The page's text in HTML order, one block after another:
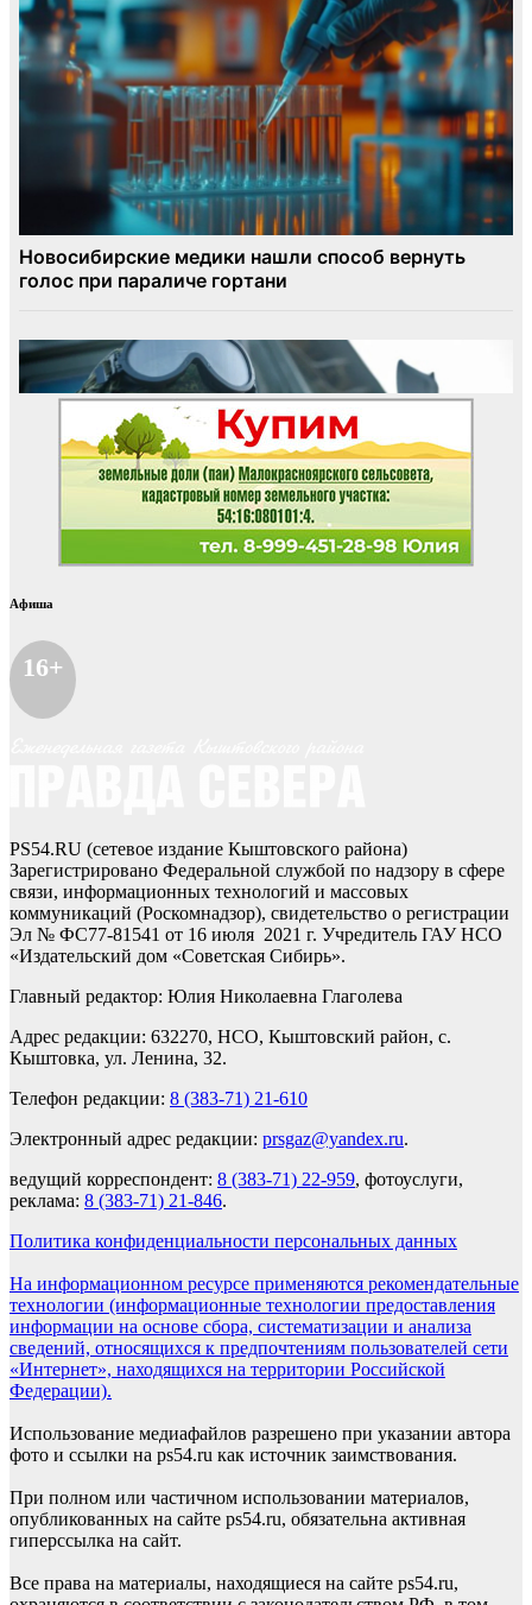
Афиша
16+
PS54.RU (сетевое издание Кыштовского района)
Зарегистрировано Федеральной службой по надзору в сфере
связи, информационных технологий и массовых
коммуникаций (Роскомнадзор), свидетельство о регистрации
Эл № ФС77-81541 от 16 июля 2021 г. Учредитель ГАУ НСО
«Издательский дом «Советская Сибирь».
Главный редактор: Юлия Николаевна Глаголева
Адрес редакции: 632270, НСО, Кыштовский район, с.
Кыштовка, ул. Ленина, 32.
Телефон редакции: 8 (383-71) 21-610
Электронный адрес редакции: prsgaz@yandex.ru.
ведущий корреспондент: 8 (383-71) 22-959, фотоуслуги,
реклама: 8 (383-71) 21-846.
Политика конфиденциальности персональных данных
На информационном ресурсе применяются рекомендательные
технологии (информационные технологии предоставления
информации на основе сбора, систематизации и анализа
сведений, относящихся к предпочтениям пользователей сети
«Интернет», находящихся на территории Российской
Федерации).
Использование медиафайлов разрешено при указании автора
фото и ссылки на ps54.ru как источник заимствования.
При полном или частичном использовании материалов,
опубликованных на сайте ps54.ru, обязательна активная
гиперссылка на сайт.
Все права на материалы, находящиеся на сайте ps54.ru,